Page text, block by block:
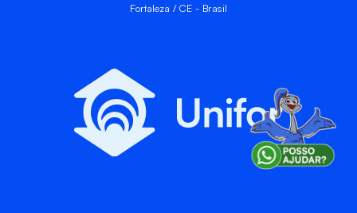
Fortaleza / CE - Brasil